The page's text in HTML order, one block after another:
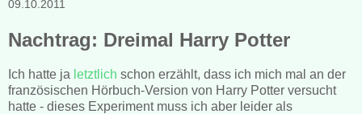
09.10.2011
Nachtrag: Dreimal Harry Potter
Ich hatte ja letztlich schon erzählt, dass ich mich mal an der
französischen Hörbuch-Version von Harry Potter versucht
hatte - dieses Experiment muss ich aber leider als